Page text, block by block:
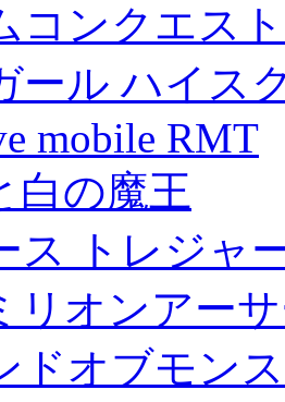
コンクエスト
ール ハイス
mobile RMT
白の魔王
ス トレジャ
リオンアー
ドオブモン